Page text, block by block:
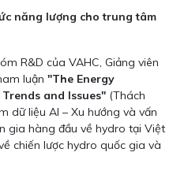
năng lượng cho trung tâm
R&D của VAHC, Giảng viên
luận "The Energy
and Issues" (Thách
dữ liệu AI – Xu hướng và vấn
gia hàng đầu về hydro tại Việt
chiến lược hydro quốc gia và